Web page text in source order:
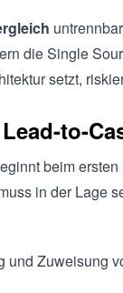
die Single
setzt,
to-
beim
in der Lage
und Zuweisung